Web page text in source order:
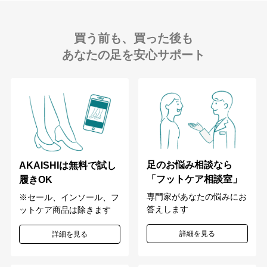
買う前も、買った後も
あなたの足を安心サポート
AKAISHIは無料で試し
履きOK
※セール、インソール、フ
ットケア商品は除きます
詳細を見る
足のお悩み相談なら
「フットケア相談室」
専門家があなたの悩みにお
答えします
詳細を見る